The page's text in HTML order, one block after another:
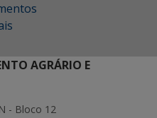
AGRÁRIO E
- Bloco 12